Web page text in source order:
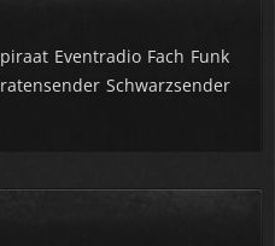
Eventradio Fach Funk
Schwarzsender